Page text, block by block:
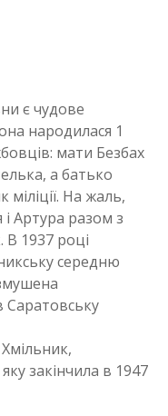
є чудове
народилася 1
мати Безбах
а батько
На жаль,
Артура разом з
1937 році
середню
закінчила в 1947